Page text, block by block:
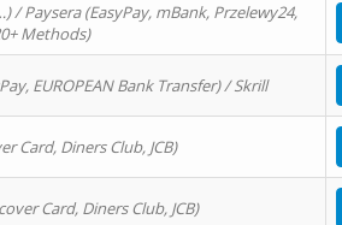
/ Paysera (EasyPay, mBank, Przelewy24,
Methods)
EUROPEAN Bank Transfer) / Skrill
Card, Diners Club, JCB)
Card, Diners Club, JCB)